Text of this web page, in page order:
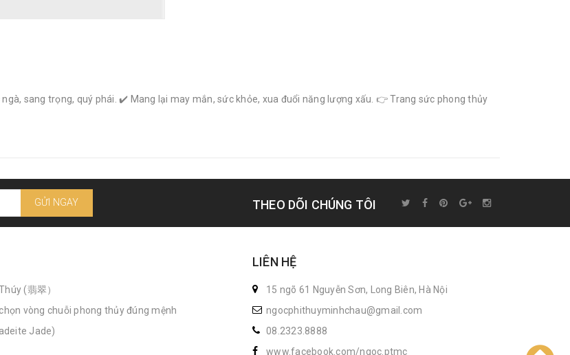
sang trọng, quý phái. ✔️ Mang lại may mắn, sức khỏe, xua đuổi năng lượng xấu. 👉 Trang sức phong thủy
GỬI NGAY THEO DÕI CHÚNG TÔI
(翡翠）
vòng chuỗi phong thủy đúng mệnh
Jade)
LIÊN HỆ
15 ngõ 61 Nguyễn Sơn, Long Biên, Hà Nội
ngocphithuyminhchau@gmail.com
08.2323.8888
www.facebook.com/ngoc.ptmc